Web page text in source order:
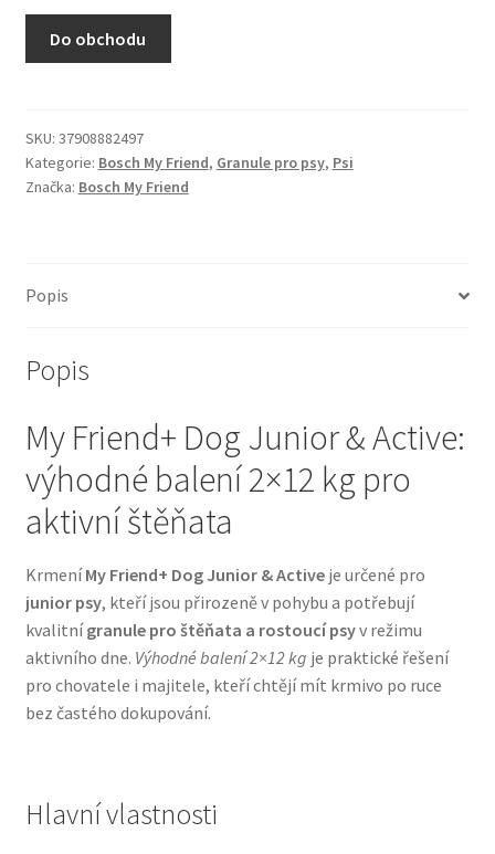
N&D Farmina pro kočky — Italské holistic krmivo
Pamlsky pro kočky
Purizon pro kočky
Veterinární dieta pro kočky
Vše pro psy — Krmivo, doplňky, vybavení
Boudy a výběhy
Brit pro psy
Granule pro psy
Natural Trainer pro psy — Italské krmivo s
Happy Dog — Německá kvalita a přirozené složení
Do obchodu
SKU: 37908882497
Kategorie: Bosch My Friend, Granule pro psy, Psi
Značka: Bosch My Friend
Popis
Popis
My Friend+ Dog Junior & Active:
výhodné balení 2×12 kg pro
aktivní štěňata
KrmeníMy Friend+ Dog Junior & Activeje určené pro
junior psy, kteří jsou přirozeně v pohybu a potřebují
kvalitnígranule pro štěňata a rostoucí psyv režimu
aktivního dne. Výhodné balení 2×12 kg je praktické řešení
pro chovatele i majitele, kteří chtějí mít krmivo po ruce
bez častého dokupování.
Hlavní vlastnosti